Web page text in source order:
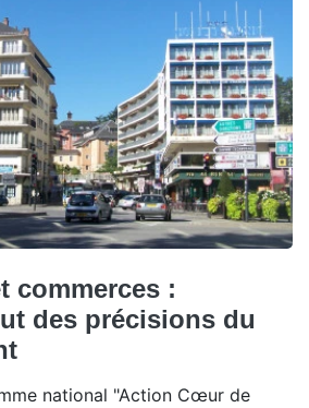
commerces :
des précisions du
national "Action Cœur de